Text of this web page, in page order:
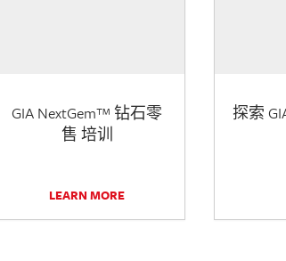
GIA NextGem™ 钻石零
售 培训
LEARN MORE
探索